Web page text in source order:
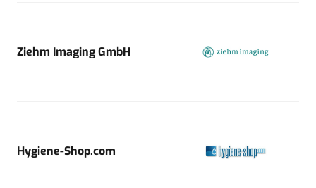
Ziehm Imaging GmbH
Hygiene-Shop.com